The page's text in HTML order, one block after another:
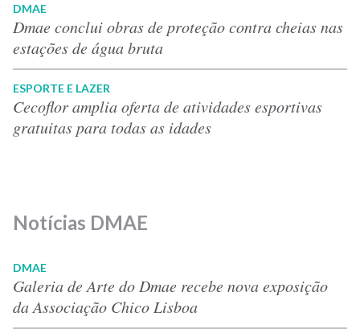
DMAE
Dmae conclui obras de proteção contra cheias nas
estações de água bruta
ESPORTE E LAZER
Cecoflor amplia oferta de atividades esportivas
gratuitas para todas as idades
Notícias DMAE
DMAE
Galeria de Arte do Dmae recebe nova exposição
da Associação Chico Lisboa